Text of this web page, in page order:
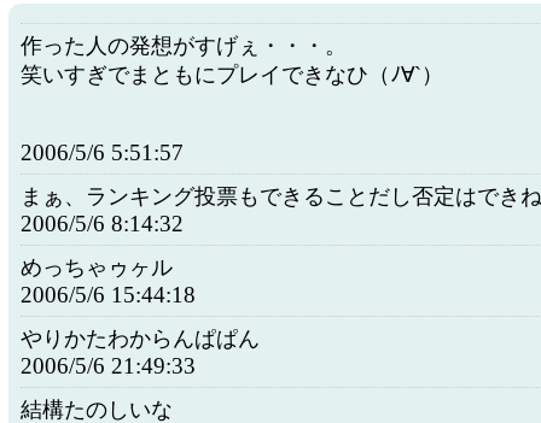
作った人の発想がすげぇ・・・。
笑いすぎでまともにプレイできなひ（ﾉ∀`）
2006/5/6 5:51:57
まぁ、ランキング投票もできることだし否定はでき
2006/5/6 8:14:32
めっちゃゥヶル
2006/5/6 15:44:18
やりかたわからんぱぱん
2006/5/6 21:49:33
結構たのしいな